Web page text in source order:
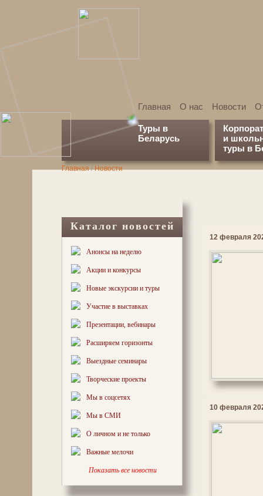
Главная О нас Новости
Туры в
Беларусь
и
туры в
Главная/Новости
Каталог новостей
Анонсы на неделю
Акции и конкурсы
Новые экскурсии и туры
Участие в выставках
Презентации, вебинары
Расширяем горизонты
Выездные семинары
Творческие проекты
Мы в соцсетях
Мы в СМИ
О личном и не только
Важные мелочи
Показать все новости
12 февраля
10 февраля